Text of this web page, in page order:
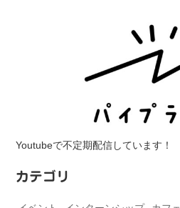
Youtubeで不定期配信しています！
カテゴリ